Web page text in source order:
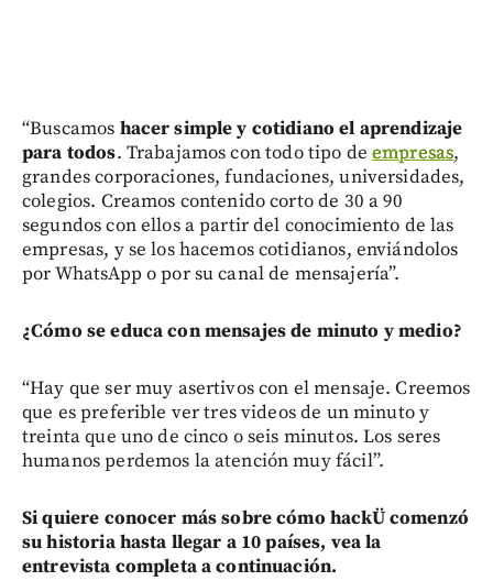
“Buscamos hacer simple y cotidiano el aprendizaje
para todos. Trabajamos con todo tipo deempresas,
grandes corporaciones, fundaciones, universidades,
colegios. Creamos contenido corto de 30 a 90
segundos con ellos a partir del conocimiento de las
empresas, y se los hacemos cotidianos, enviándolos
por WhatsApp o por su canal de mensajería”.
¿Cómo se educa con mensajes de minuto y medio?
“Hay que ser muy asertivos con el mensaje. Creemos
que es preferible ver tres videos de un minuto y
treinta que uno de cinco o seis minutos. Los seres
humanos perdemos la atención muy fácil”.
Si quiere conocer más sobre cómo hackÜ comenzó
su historia hasta llegar a 10 países, vea la
entrevista completa a continuación.